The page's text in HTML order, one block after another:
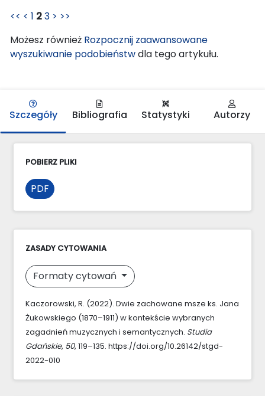
<< < 1 23 > >>
Możesz również Rozpocznij zaawansowane
wyszukiwanie podobieństwdla tego artykułu.
Szczegóły Bibliografia Statystyki Autorzy
POBIERZ PLIKI
PDF
ZASADY CYTOWANIA
Formaty cytowań
Kaczorowski, R. (2022). Dwie zachowane msze ks. Jana
Żukowskiego (1870–1911) w kontekście wybranych
zagadnień muzycznych i semantycznych. Studia
Gdańskie, 50, 119–135. https://doi.org/10.26142/stgd-
2022-010